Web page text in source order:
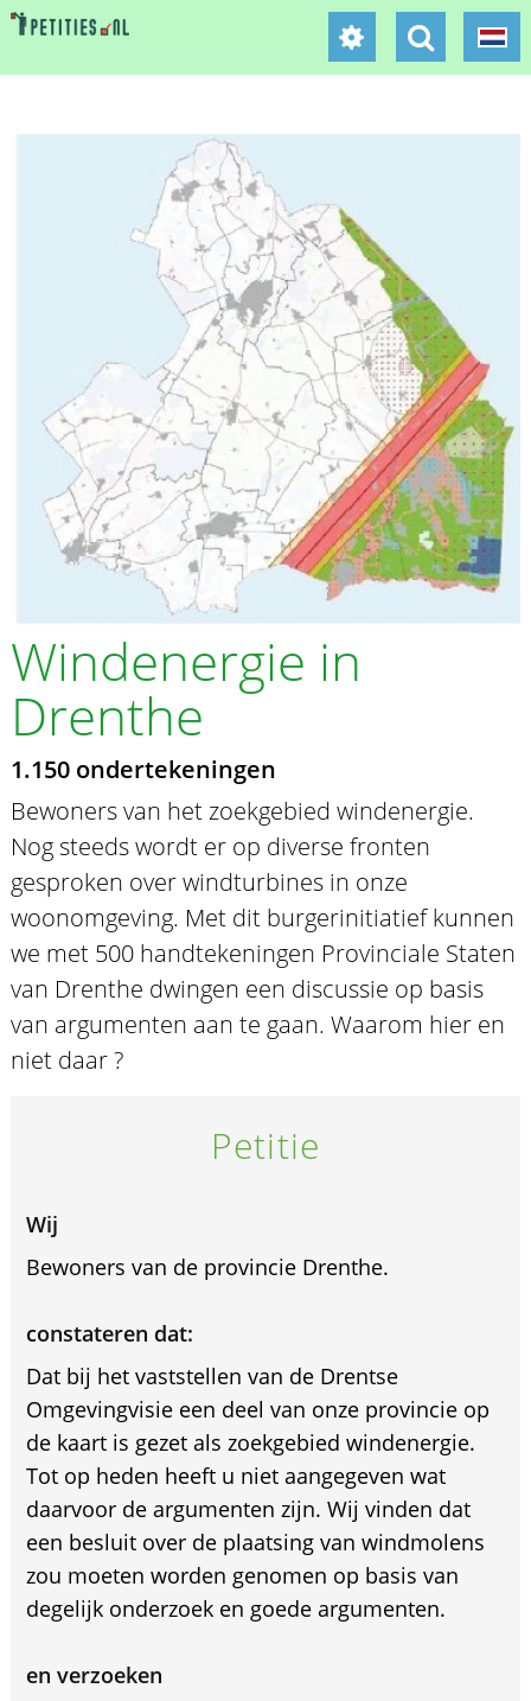
Windenergie in
Drenthe
1.150 ondertekeningen
Bewoners van het zoekgebied windenergie.
Nog steeds wordt er op diverse fronten
gesproken over windturbines in onze
woonomgeving. Met dit burgerinitiatief kunnen
we met 500 handtekeningen Provinciale Staten
van Drenthe dwingen een discussie op basis
van argumenten aan te gaan. Waarom hier en
niet daar ?
Petitie
Wij
Bewoners van de provincie Drenthe.
constateren dat:
Dat bij het vaststellen van de Drentse
Omgevingvisie een deel van onze provincie op
de kaart is gezet als zoekgebied windenergie.
Tot op heden heeft u niet aangegeven wat
daarvoor de argumenten zijn. Wij vinden dat
een besluit over de plaatsing van windmolens
zou moeten worden genomen op basis van
degelijk onderzoek en goede argumenten.
en verzoeken